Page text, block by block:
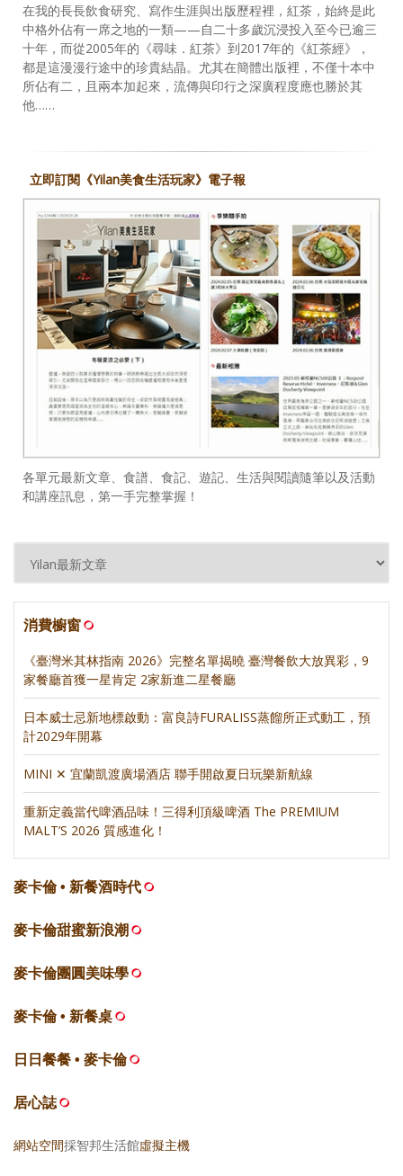
在我的長長飲食研究、寫作生涯與出版歷程裡，紅茶，始終是此
中格外佔有一席之地的一類——自二十多歲沉浸投入至今已逾三
十年，而從2005年的《尋味．紅茶》到2017年的《紅茶經》，
都是這漫漫行途中的珍貴結晶。尤其在簡體出版裡，不僅十本中
所佔有二，且兩本加起來，流傳與印行之深廣程度應也勝於其
他……
立即訂閱《Yilan美食生活玩家》電子報
各單元最新文章、食譜、食記、遊記、生活與閱讀隨筆以及活動
和講座訊息，第一手完整掌握！
消費櫥窗
《臺灣米其林指南 2026》完整名單揭曉 臺灣餐飲大放異彩，9
家餐廳首獲一星肯定 2家新進二星餐廳
日本威士忌新地標啟動：富良詩FURALISS蒸餾所正式動工，預
計2029年開幕
MINI ✕ 宜蘭凱渡廣場酒店 聯手開啟夏日玩樂新航線
重新定義當代啤酒品味！三得利頂級啤酒 The PREMIUM
MALT’S 2026 質感進化！
麥卡倫 • 新餐酒時代
麥卡倫甜蜜新浪潮
麥卡倫團圓美味學
麥卡倫 • 新餐桌
日日餐餐 • 麥卡倫
居心誌
網站空間採智邦生活館虛擬主機